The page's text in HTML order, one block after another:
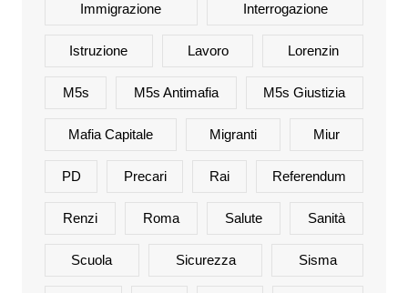
Immigrazione Interrogazione
Istruzione Lavoro Lorenzin
M5s M5s Antimafia M5s Giustizia
Mafia Capitale Migranti Miur
PD Precari Rai Referendum
Renzi Roma Salute Sanità
Scuola Sicurezza Sisma